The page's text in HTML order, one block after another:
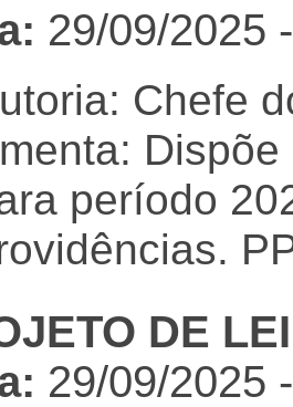
29/09/2025
Chefe
período
DE
29/09/2025